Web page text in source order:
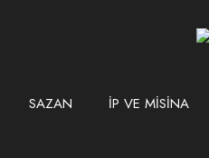
SAZAN İP VE MİSİNA